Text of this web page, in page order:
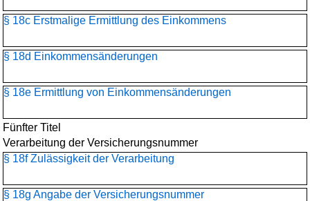
§ 18c Erstmalige Ermittlung des Einkommens
§ 18d Einkommensänderungen
§ 18e Ermittlung von Einkommensänderungen
Fünfter Titel
Verarbeitung der Versicherungsnummer
§ 18f Zulässigkeit der Verarbeitung
§ 18g Angabe der Versicherungsnummer